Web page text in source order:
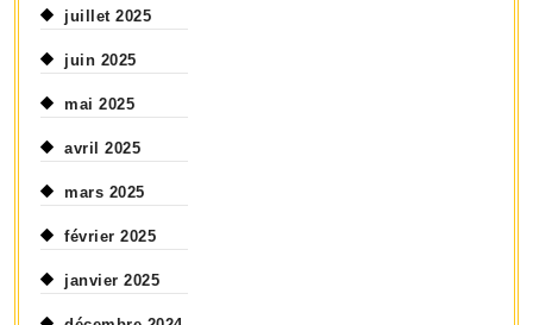
juillet 2025
juin 2025
mai 2025
avril 2025
mars 2025
février 2025
janvier 2025